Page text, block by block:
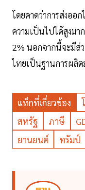
โดยคาดว่าการส่งออ
ความเป็นไปได้สูงมา
2% นอกจากนี้จะมีส่
ไทยเป็นฐานการผลิ
แท็กที่เกี่ยวข้อง
สหรัฐ
ภาษี
ยานยนต์
ทรัมป์